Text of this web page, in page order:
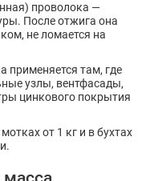
проволока —
После отжига она
не ломается на
применяется там, где
узлы, вентфасады,
цинкового покрытия
от 1 кг и в бухтах